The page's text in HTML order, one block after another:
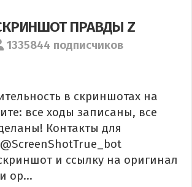
ПРАВДЫ Z
1335844 подписчиков
в скриншотах на
все ходы записаны, все
Контакты для
и ссылку на оригинал
ор...